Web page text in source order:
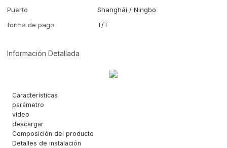
Puerto
Shanghái / Ningbo
forma de pago
T/T
Información Detallada
Características
parámetro
video
descargar
Composición del producto
Detalles de instalación